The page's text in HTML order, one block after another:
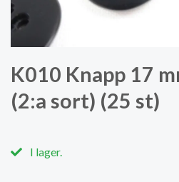
K010 Knapp 17
(2:a sort) (25 st)
I lager.